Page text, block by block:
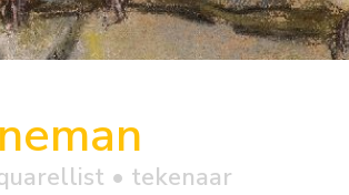
• tekenaar